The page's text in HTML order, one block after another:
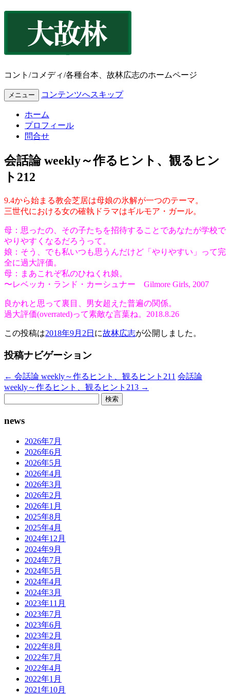
コント/コメディ/各種台本、故林広志のホームページ
メニュー コンテンツへスキップ
ホーム
プロフィール
問合せ
会話論 weekly～作るヒント、観るヒン
ト212
9.4から始まる教会芝居は母娘の氷解が一つのテーマ。
三世代における女の確執ドラマはギルモア・ガール。
母：思ったの、その子たちを招待することであなたが学校で
やり やすくなるだろうって。
娘：そう、でも私いつも思うんだけど「やりやすい」って完
全に過大評価。
母：まあこれぞ私のひねくれ娘。
〜レベッカ・ランド・カーシュナー Gilmore Girls, 2007
良かれと思って裏目、 男女超えた普遍の関係。
過大評価(overrated)って素敵な言葉ね。2018.8.26
この投稿は2018年9月2日 に故林広志が公開しました 。
投稿ナビゲーション
← 会話論 weekly～作るヒント、観るヒント211 会話論
weekly～作るヒント、観るヒント213 →
news
2026年7月
2026年6月
2026年5月
2026年4月
2026年3月
2026年2月
2026年1月
2025年8月
2025年4月
2024年12月
2024年9月
2024年7月
2024年5月
2024年4月
2024年3月
2023年11月
2023年7月
2023年6月
2023年2月
2022年8月
2022年7月
2022年4月
2022年1月
2021年10月